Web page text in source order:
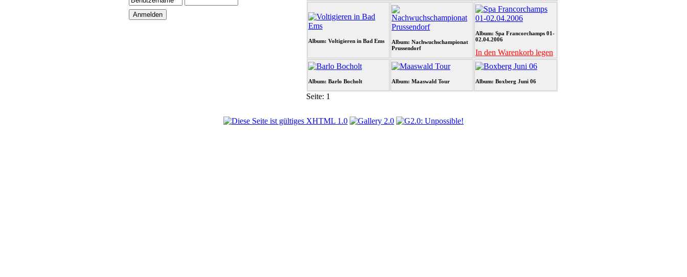
Album: Voltigieren in Bad Ems
Album: Nachwuchschampionat
Prussendorf
Album: Spa Francorchamps 01-
02.04.2006
In den Warenkorb legen
Album: Barlo Bocholt Album: Maaswald Tour Album: Boxberg Juni 06
Seite: 1